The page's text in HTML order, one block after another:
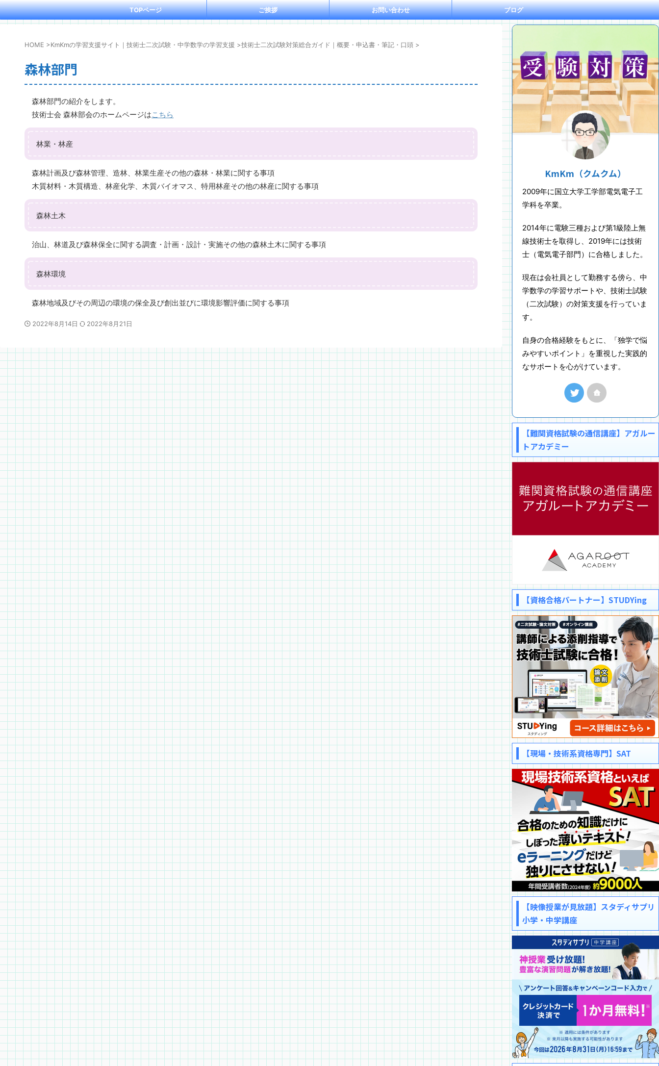
TOPページ ご挨拶 お問い合わせ ブログ
HOME >KmKmの学習支援サイト｜技術士二次試験・中学数学の学習支援 >技術士二次試験対策総合ガイド｜概要・申込書・筆記・口頭 >
森林部門
森林部門の紹介をします。
技術士会 森林部会のホームページはこちら
林業・林産
森林計画及び森林管理、造林、林業生産その他の森林・林業に関する事項
木質材料・木質構造、林産化学、木質バイオマス、特用林産その他の林産に関する事項
森林土木
治山、林道及び森林保全に関する調査・計画・設計・実施その他の森林土木に関する事項
森林環境
森林地域及びその周辺の環境の保全及び創出並びに環境影響評価に関する事項
2022年8月14日 2022年8月21日
KmKm（クムクム）
2009年に国立大学工学部電気電子工
学科を卒業。
2014年に電験三種および第1級陸上無
線技術士を取得し、2019年には技術
士（電気電子部門）に合格しました。
現在は会社員として勤務する傍ら、中
学数学の学習サポートや、技術士試験
（二次試験）の対策支援を行っていま
す。
自身の合格経験をもとに、「独学で悩
みやすいポイント」を重視した実践的
なサポートを心がけています。
【難関資格試験の通信講座】アガルー
トアカデミー
【資格合格パートナー】STUDYing
【現場・技術系資格専門】SAT
【映像授業が見放題】スタディサプリ
小学・中学講座